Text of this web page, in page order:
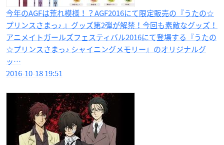
今年のAGFは荒れ模様！？AGF2016にて限定販売の『うたの☆
プリンスさまっ♪ 』グッズ第2弾が解禁！今回も素敵なグッズ！
アニメイトガールズフェスティバル2016にて登場する『うたの
☆プリンスさまっ♪ シャイニングメモリー』のオリジナルグ
ッ…
2016-10-18 19:51